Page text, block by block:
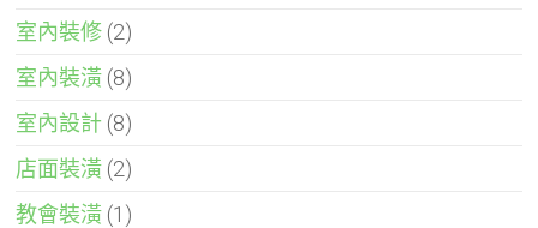
室內裝修 (2)
室內裝潢 (8)
室內設計 (8)
店面裝潢 (2)
教會裝潢 (1)